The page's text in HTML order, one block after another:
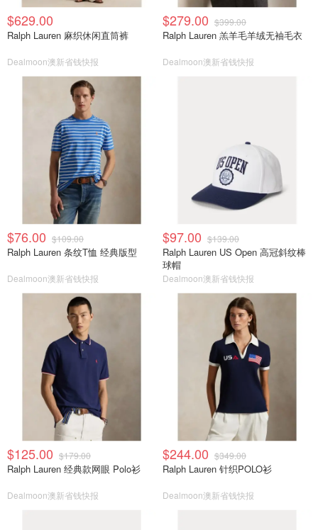
$629.00
Ralph Lauren 麻织休闲直筒裤
Dealmoon澳新省钱快报
$279.00 $399.00
Ralph Lauren 羔羊毛羊绒无袖毛衣
Dealmoon澳新省钱快报
$76.00 $109.00
Ralph Lauren 条纹T恤 经典版型
Dealmoon澳新省钱快报
$97.00 $139.00
Ralph Lauren US Open 高冠斜纹棒
球帽
Dealmoon澳新省钱快报
$125.00 $179.00
Ralph Lauren 经典款网眼 Polo衫
Dealmoon澳新省钱快报
$244.00 $349.00
Ralph Lauren 针织POLO衫
Dealmoon澳新省钱快报